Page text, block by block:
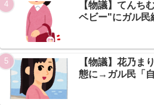
【物議】てん
ベビー"にガル民
【物議】花乃ま
態に→ガル民「